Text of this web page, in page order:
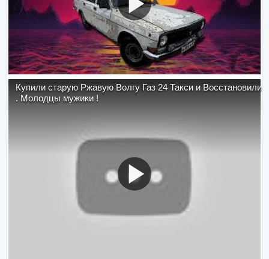
Купили старую Ржавую Волгу Газ 24 Такси и Восстановили
. Молодцы мужики !